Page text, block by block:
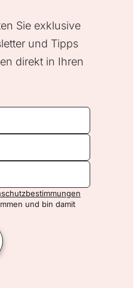
Sie exklusive
und Tipps
direkt in Ihren
und bin damit